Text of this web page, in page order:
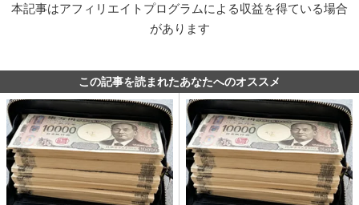
本記事はアフィリエイトプログラムによる収益を得ている場合
があります
この記事を読まれたあなたへのオススメ